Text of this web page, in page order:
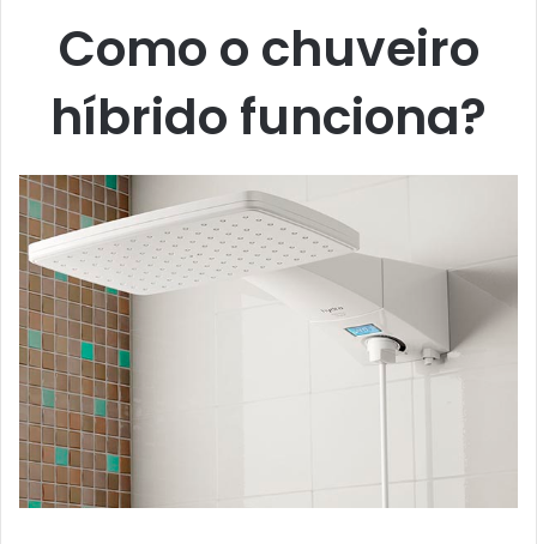
Como o chuveiro
híbrido funciona?